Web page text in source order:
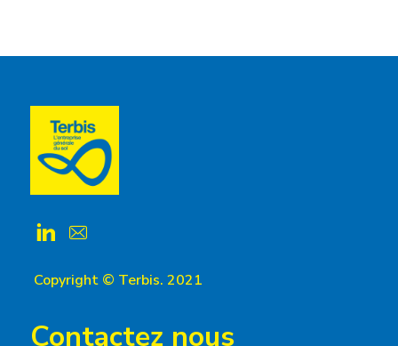
Copyright © Terbis. 2021
Contactez nous